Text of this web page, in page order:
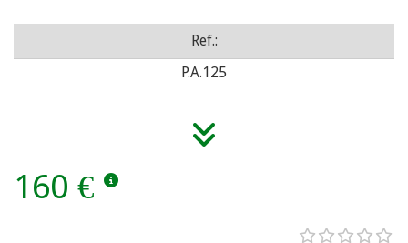
Ref.:
P.A.125
160 €